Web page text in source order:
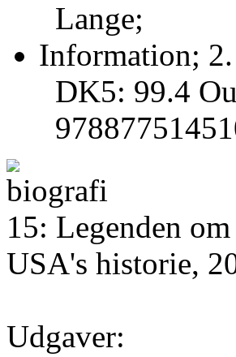
Lange;
Information;
DK5: 99.4
15: Legenden
USA's historie,
Udgaver: